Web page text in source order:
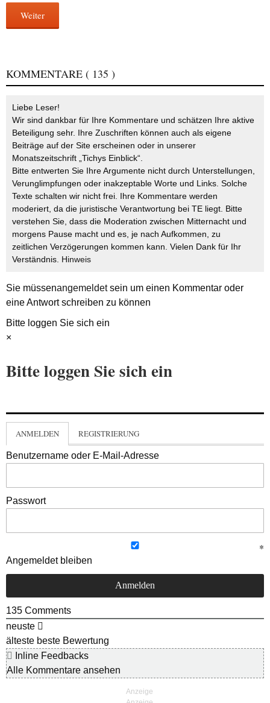
Weiter
KOMMENTARE ( 135 )
Liebe Leser!
Wir sind dankbar für Ihre Kommentare und schätzen Ihre aktive
Beteiligung sehr. Ihre Zuschriften können auch als eigene
Beiträge auf der Site erscheinen oder in unserer
Monatszeitschrift „Tichys Einblick“.
Bitte entwerten Sie Ihre Argumente nicht durch Unterstellungen,
Verunglimpfungen oder inakzeptable Worte und Links. Solche
Texte schalten wir nicht frei. Ihre Kommentare werden
moderiert, da die juristische Verantwortung bei TE liegt. Bitte
verstehen Sie, dass die Moderation zwischen Mitternacht und
morgens Pause macht und es, je nach Aufkommen, zu
zeitlichen Verzögerungen kommen kann. Vielen Dank für Ihr
Verständnis. Hinweis
Sie müssenangemeldetsein um einen Kommentar oder
eine Antwort schreiben zu können
Bitte loggen Sie sich ein
×
Bitte loggen Sie sich ein
ANMELDEN REGISTRIERUNG
Benutzername oder E-Mail-Adresse
Passwort
Angemeldet bleiben
135 Comments
neuste
älteste beste Bewertung
Inline Feedbacks
Alle Kommentare ansehen